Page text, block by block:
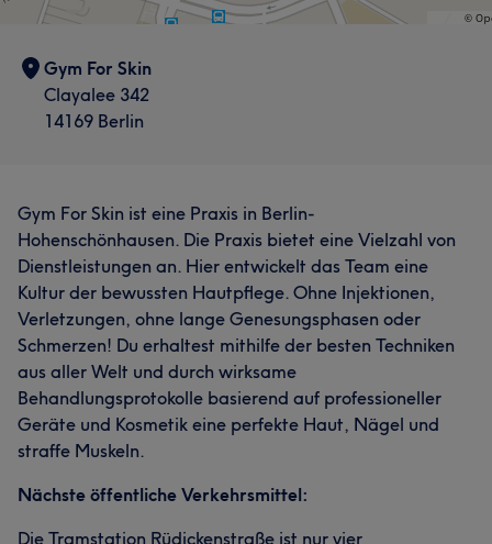
Gym For Skin
Clayalee 342
14169 Berlin
Gym For Skin ist eine Praxis in Berlin-
Hohenschönhausen. Die Praxis bietet eine Vielzahl von
Dienstleistungen an. Hier entwickelt das Team eine
Kultur der bewussten Hautpflege. Ohne Injektionen,
Verletzungen, ohne lange Genesungsphasen oder
Schmerzen! Du erhaltest mithilfe der besten Techniken
aus aller Welt und durch wirksame
Behandlungsprotokolle basierend auf professioneller
Geräte und Kosmetik eine perfekte Haut, Nägel und
straffe Muskeln.
Nächste öffentliche Verkehrsmittel:
Die Tramstation Rüdickenstraße ist nur vier